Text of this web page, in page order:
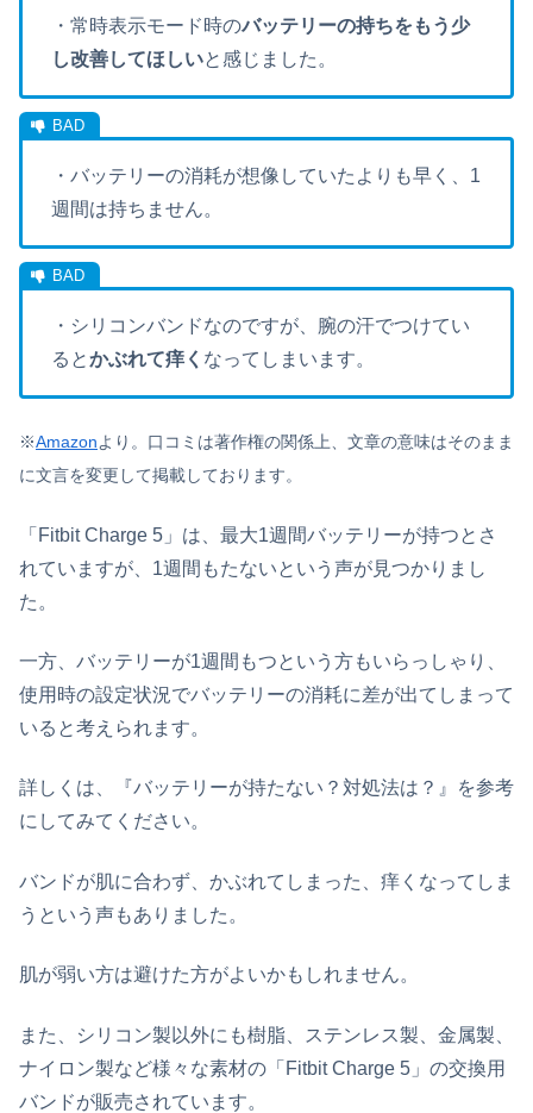
・常時表示モード時のバッテリーの持ちをもう少
し改善してほしいと感じました。
・バッテリーの消耗が想像していたよりも早く、1
週間は持ちません。
・シリコンバンドなのですが、腕の汗でつけてい
るとかぶれて痒く なってしまいます。
※Amazonより。口コミは著作権の関係上、文章の意味はそのまま
に文言を変更して掲載しております。
「Fitbit Charge 5」は、最大1週間バッテリーが持つとさ
れていますが、1週間もたないという声が見つかりまし
た。
一方、バッテリーが1週間もつという方もいらっしゃり、
使用時の設定状況でバッテリーの消耗に差が出てしまって
いると考えられます。
詳しくは、『バッテリーが持たない？対処法は？』を参考
にしてみてください。
バンドが肌に合わず、かぶれてしまった、痒くなってしま
うという声もありました。
肌が弱い方は避けた方がよいかもしれません。
また、シリコン製以外にも樹脂、ステンレス製、金属製、
ナイロン製など様々な素材の「Fitbit Charge 5」の交換用
バンドが販売されています。